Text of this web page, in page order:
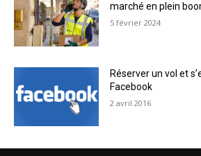
marché en plein
5 février 2024
Réserver un vol et
Facebook
2 avril 2016